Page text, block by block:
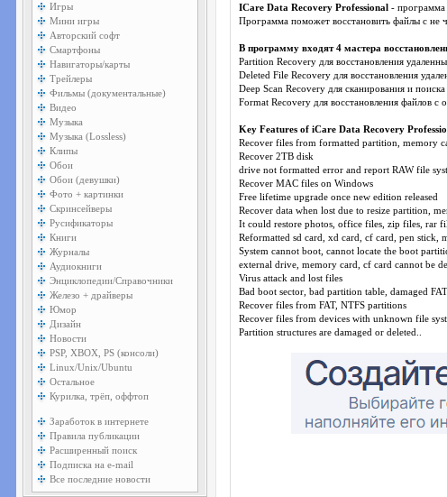
Игры
Мини игры
Авторский софт
Смартфоны
Навигаторы/карты
Трейлеры
Фильмы (документальные)
Видео
Музыка
Музыка (Lossless)
Клипы
Обои
Обои (девушки)
Фото + картинки
Скринсейверы
Русификаторы
Книги
Журналы
Аудиокниги
Энциклопедии/Справочники
Железо + драйверы
Юмор
Дизайн
Новости
PSP, XBOX, PS (консоли)
Linux/Unix/Ubuntu
Остальное
Курилка, трёп, оффтоп
Заработок в интернете
Правила публикации
Расширенный поиск
Подписка на e-mail
Все последние новости
ICare Data Recovery Professional - программа
Программа поможет восстановить файлы с не
В программу входят 4 мастера
Partition Recovery для восстановления
Deleted File Recovery для восстановления
Deep Scan Recovery для сканирования и
Format Recovery для восстановления файлов с
Key Features of iCare Data Recovery
Recover files from formatted partition, memory
Recover 2TB disk
drive not formatted error and report RAW file
Recover MAC files on Windows
Free lifetime upgrade once new edition released
Recover data when lost due to resize partition,
It could restore photos, office files, zip files, rar
Reformatted sd card, xd card, cf card, pen stick,
System cannot boot, cannot locate the boot
external drive, memory card, cf card cannot be
Virus attack and lost files
Bad boot sector, bad partition table, damaged
Recover files from FAT, NTFS partitions
Recover files from devices with unknown file
Partition structures are damaged or deleted..